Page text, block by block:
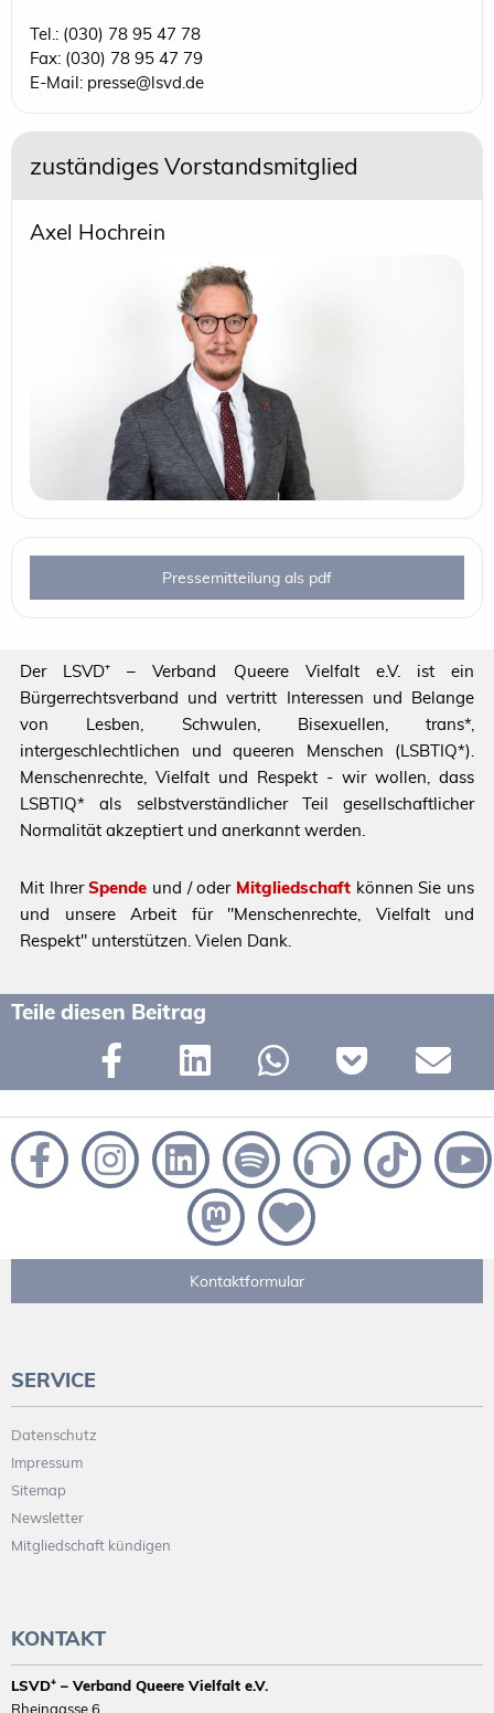
Tel.: (030) 78 95 47 78
Fax: (030) 78 95 47 79
E-Mail: presse@lsvd.de
zuständiges Vorstandsmitglied
Axel Hochrein
Pressemitteilung als pdf
Der LSVD⁺ – Verband Queere Vielfalt e.V. ist ein
Bürgerrechtsverband und vertritt Interessen und Belange
von Lesben, Schwulen, Bisexuellen, trans*,
intergeschlechtlichen und queeren Menschen (LSBTIQ*).
Menschenrechte, Vielfalt und Respekt - wir wollen, dass
LSBTIQ* als selbstverständlicher Teil gesellschaftlicher
Normalität akzeptiert und anerkannt werden.
Mit IhrerSpende und / oder Mitgliedschaft können Sie uns
und unsere Arbeit für "Menschenrechte, Vielfalt und
Respekt" unterstützen. Vielen Dank.
Teile diesen Beitrag
Kontaktformular
SERVICE
Datenschutz
Impressum
Sitemap
Newsletter
Mitgliedschaft kündigen
KONTAKT
LSVD⁺ – Verband Queere Vielfalt e.V.
Rheingasse 6